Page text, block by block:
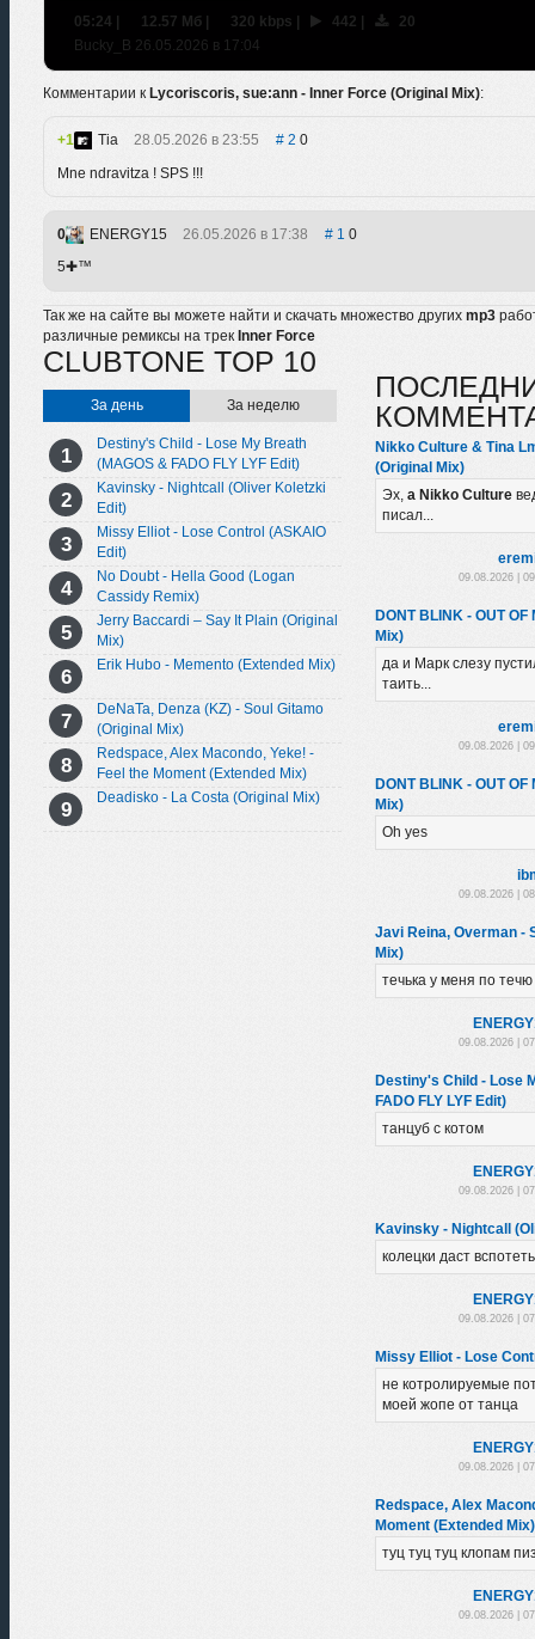
05:24 | 12.57 Мб | 320 kbps | 442 |
20
Bucky_B 26.05.2026 в 17:04
Комментарии к Lycoriscoris, sue:ann - Inner Force (Original Mix):
1 Tia 28.05.2026 в 23:55 2 0
Mne ndravitza ! SPS !!!
0 ENERGY15 26.05.2026 в 17:38 1 0
5✚™
Так же на сайте вы можете найти и скачать множество других mp3
различные ремиксы на трек Inner Force
CLUBTONE TOP 10
За день За неделю
Destiny's Child - Lose My Breath
(MAGOS & FADO FLY LYF Edit)
Kavinsky - Nightcall (Oliver Koletzki
Edit)
Missy Elliot - Lose Control (ASKAIO
Edit)
No Doubt - Hella Good (Logan
Cassidy Remix)
Jerry Baccardi – Say It Plain (Original
Mix)
Erik Hubo - Memento (Extended Mix)
DeNaTa, Denza (KZ) - Soul Gitamo
(Original Mix)
Redspace, Alex Macondo, Yeke! -
Feel the Moment (Extended Mix)
Deadisko - La Costa (Original Mix)
Nikko Culture & Tina
(Original Mix)
Эх, а Nikko Culture
писал...
09.08.2026 |
DONT BLINK - OUT
Mix)
да и Марк слезу
таить...
09.08.2026 |
DONT BLINK - OUT
Mix)
Oh yes
09.08.2026 |
Javi Reina, Overman -
Mix)
течька у меня по течю
09.08.2026 |
Destiny's Child - Lose
FADO FLY LYF Edit)
танцуб с котом
09.08.2026 |
Kavinsky - Nightcall
колецки даст вспотеть
09.08.2026 |
Missy Elliot - Lose
не котролируемые
моей жопе от танца
09.08.2026 |
Redspace, Alex
Moment (Extended Mix)
туц туц туц клопам
09.08.2026 |